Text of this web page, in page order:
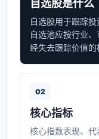
自选股是什么
自选股用于跟踪
自选池应按行业
经失去跟踪价值的
02
核心指标
核心指数表现、